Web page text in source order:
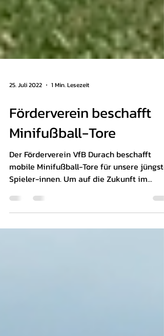
25. Juli 2022 1 Min. Lesezeit
Förderverein beschafft
Minifußball-Tore
Der Förderverein VfB Durach beschafft
mobile Minifußball-Tore für unsere